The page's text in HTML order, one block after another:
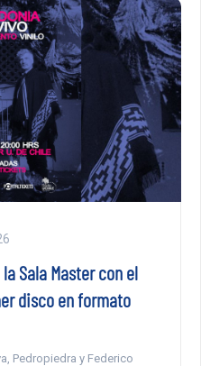
Sala Master con el
disco en formato
Pedropiedra y Federico